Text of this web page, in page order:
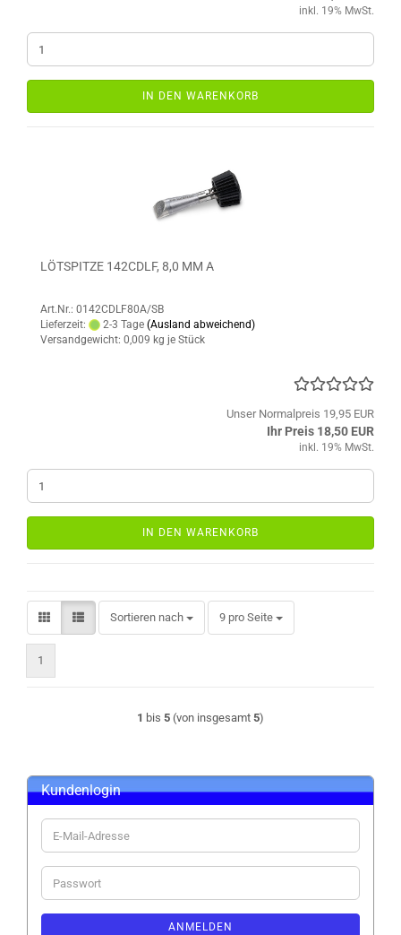
inkl. 19% MwSt.
IN DEN WARENKORB
LÖTSPITZE 142CDLF, 8,0 MM A
Art.Nr.: 0142CDLF80A/SB
Lieferzeit:
2-3 Tage (Ausland abweichend)
Versandgewicht: 0,009 kg je Stück
Unser Normalpreis 19,95 EUR
Ihr Preis 18,50 EUR
inkl. 19% MwSt.
IN DEN WARENKORB
Sortieren nach
Sortieren nach 9 pro Seite
pro Seite
1
1 bis 5 (von insgesamt 5)
Kundenlogin
E-
Mail-
Adresse
Passwort
ANMELDEN